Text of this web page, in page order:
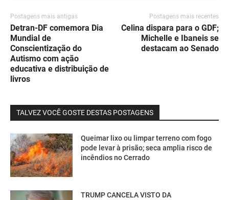
Postagens mais antigas
Detran-DF comemora Dia
Mundial de
Conscientização do
Autismo com ação
educativa e distribuição de
livros
Postagens mais recentes
Celina dispara para o GDF;
Michelle e Ibaneis se
destacam ao Senado
TALVEZ VOCÊ GOSTE DESTAS POSTAGENS
Queimar lixo ou limpar terreno com fogo
pode levar à prisão; seca amplia risco de
incêndios no Cerrado
TRUMP CANCELA VISTO DA